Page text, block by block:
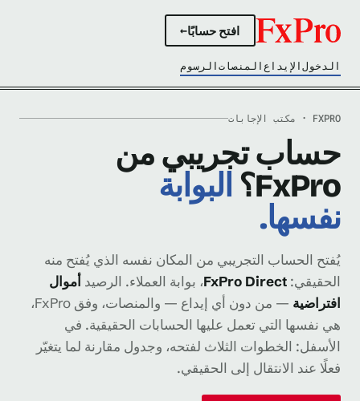
افتح حسابًا→
الدخولالإيداع المنصاتالرسوم
FXPRO · مكتب الإجابات
حساب تجريبي من
FxPro؟
البوابة
نفسها.
يُفتح الحساب التجريبي من المكان نفسه الذي يُفتح منه
الحقيقي: FxPro Direct، بوابة العملاء. الرصيد أموال
افتراضية
— من دون أي إيداع — والمنصات، وفق FxPro،
هي نفسها التي تعمل عليها الحسابات الحقيقية. في
الأسفل: الخطوات الثلاث لفتحه، وجدول مقارنة لما يتغيّر
فعلًا عند الانتقال إلى الحقيقي.